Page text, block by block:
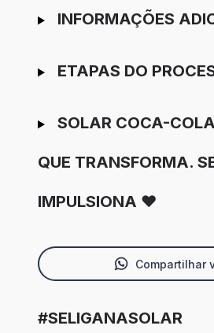
INFORMAÇÕES
ETAPAS DO
SOLAR COCA-
QUE TRANSFORMA.
IMPULSIONA ❤️
Compartilhar
#SELIGANASOLAR